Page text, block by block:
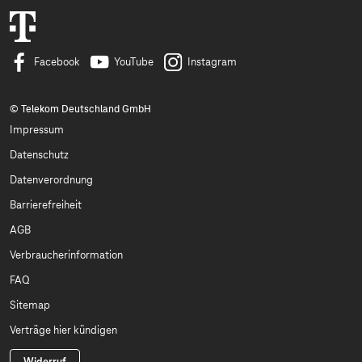
Facebook YouTube Instagram
© Telekom Deutschland GmbH
Impressum
Datenschutz
Datenverordnung
Barrierefreiheit
AGB
Verbraucherinformation
FAQ
Sitemap
Verträge hier kündigen